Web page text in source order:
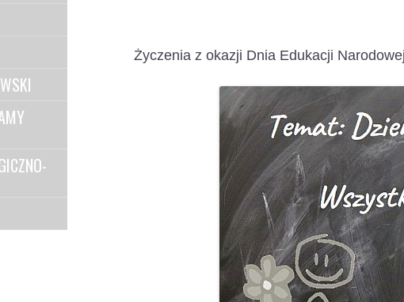
Życzenia z okazji Dnia Edukacji